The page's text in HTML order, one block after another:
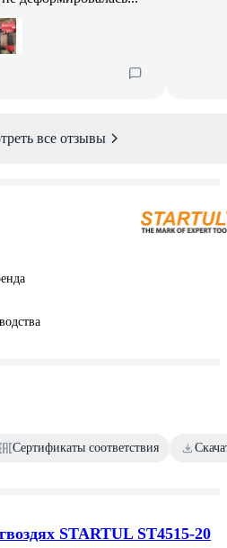
все отзывы
Сертификаты соответствия
STARTUL ST4515-20